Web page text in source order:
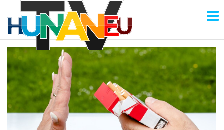
Inhalt
springen